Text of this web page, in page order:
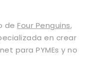
de Four Penguins,
en crear
para PYMEs y no